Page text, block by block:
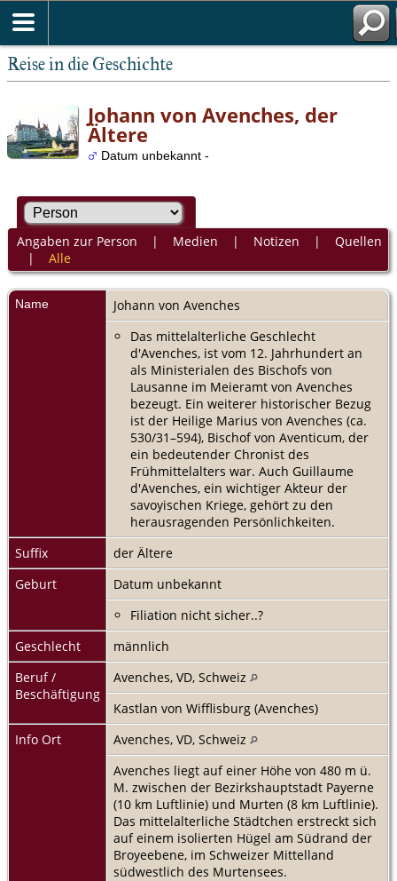
Reise in die Geschichte
Johann von Avenches, der
Ältere
Datum unbekannt -
Angaben zur Person | Medien | Notizen | Quellen
| Alle
Name Johann von Avenches
Das mittelalterliche Geschlecht
d'Avenches, ist vom 12. Jahrhundert an
als Ministerialen des Bischofs von
Lausanne im Meieramt von Avenches
bezeugt. Ein weiterer historischer Bezug
ist der Heilige Marius von Avenches (ca.
530/31–594), Bischof von Aventicum, der
ein bedeutender Chronist des
Frühmittelalters war. Auch Guillaume
d'Avenches, ein wichtiger Akteur der
savoyischen Kriege, gehört zu den
herausragenden Persönlichkeiten.
Suffix
der Ältere
Geburt
Datum unbekannt
Filiation nicht sicher..?
Geschlecht
männlich
Beruf /
Beschäftigung
Avenches, VD, Schweiz
Kastlan von Wifflisburg (Avenches)
Info Ort
Avenches, VD, Schweiz
Avenches liegt auf einer Höhe von 480 m ü.
M. zwischen der Bezirkshauptstadt Payerne
(10 km Luftlinie) und Murten (8 km Luftlinie).
Das mittelalterliche Städtchen erstreckt sich
auf einem isolierten Hügel am Südrand der
Broyeebene, im Schweizer Mittelland
südwestlich des Murtensees.